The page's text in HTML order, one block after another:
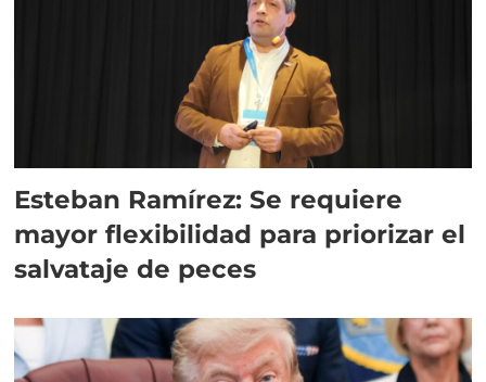
Esteban Ramírez: Se requiere
mayor flexibilidad para priorizar el
salvataje de peces